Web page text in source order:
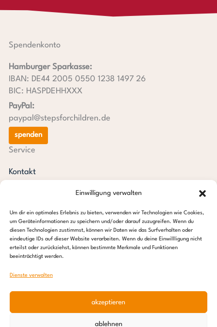
Einwilligung verwalten
Um dir ein optimales Erlebnis zu bieten, verwenden wir Technologien wie Cookies,
um Geräteinformationen zu speichern und/oder darauf zuzugreifen. Wenn du
diesen Technologien zustimmst, können wir Daten wie das Surfverhalten oder
eindeutige IDs auf dieser Website verarbeiten. Wenn du deine Einwillligung nicht
erteilst oder zurückziehst, können bestimmte Merkmale und Funktionen
beeinträchtigt werden.
Dienste verwalten
akzeptieren
ablehnen
Spendenkonto
Hamburger Sparkasse:
IBAN: DE44 2005 0550 1238 1497 26
BIC: HASPDEHHXXX
PayPal:
paypal@stepsforchildren.de
spenden
Service
Kontakt
Jahresberichte
Downloads
Transparenz
Pressespiegel
Stiftung steps for children
Ottenser Hauptstraße 2-6
Tel: +49 (0) 40 389 027 – 88